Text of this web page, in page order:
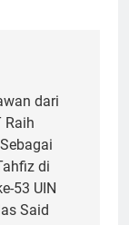
dari
Raih
di
53 UIN
Said